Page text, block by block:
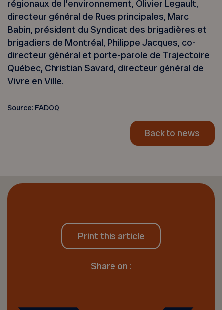
régionaux de l’environnement, Olivier Legault,
directeur général de Rues principales, Marc
Babin, président du Syndicat des brigadières et
brigadiers de Montréal, Philippe Jacques, co-
directeur général et porte-parole de Trajectoire
Québec, Christian Savard, directeur général de
Vivre en Ville.
Source: FADOQ
Back to news
Print this article
Share on :